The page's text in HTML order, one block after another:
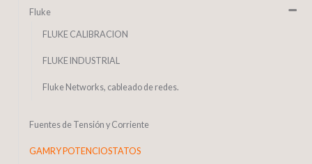
Fluke
FLUKE CALIBRACION
FLUKE INDUSTRIAL
Fluke Networks, cableado de redes.
Fuentes de Tensión y Corriente
GAMRY POTENCIOSTATOS